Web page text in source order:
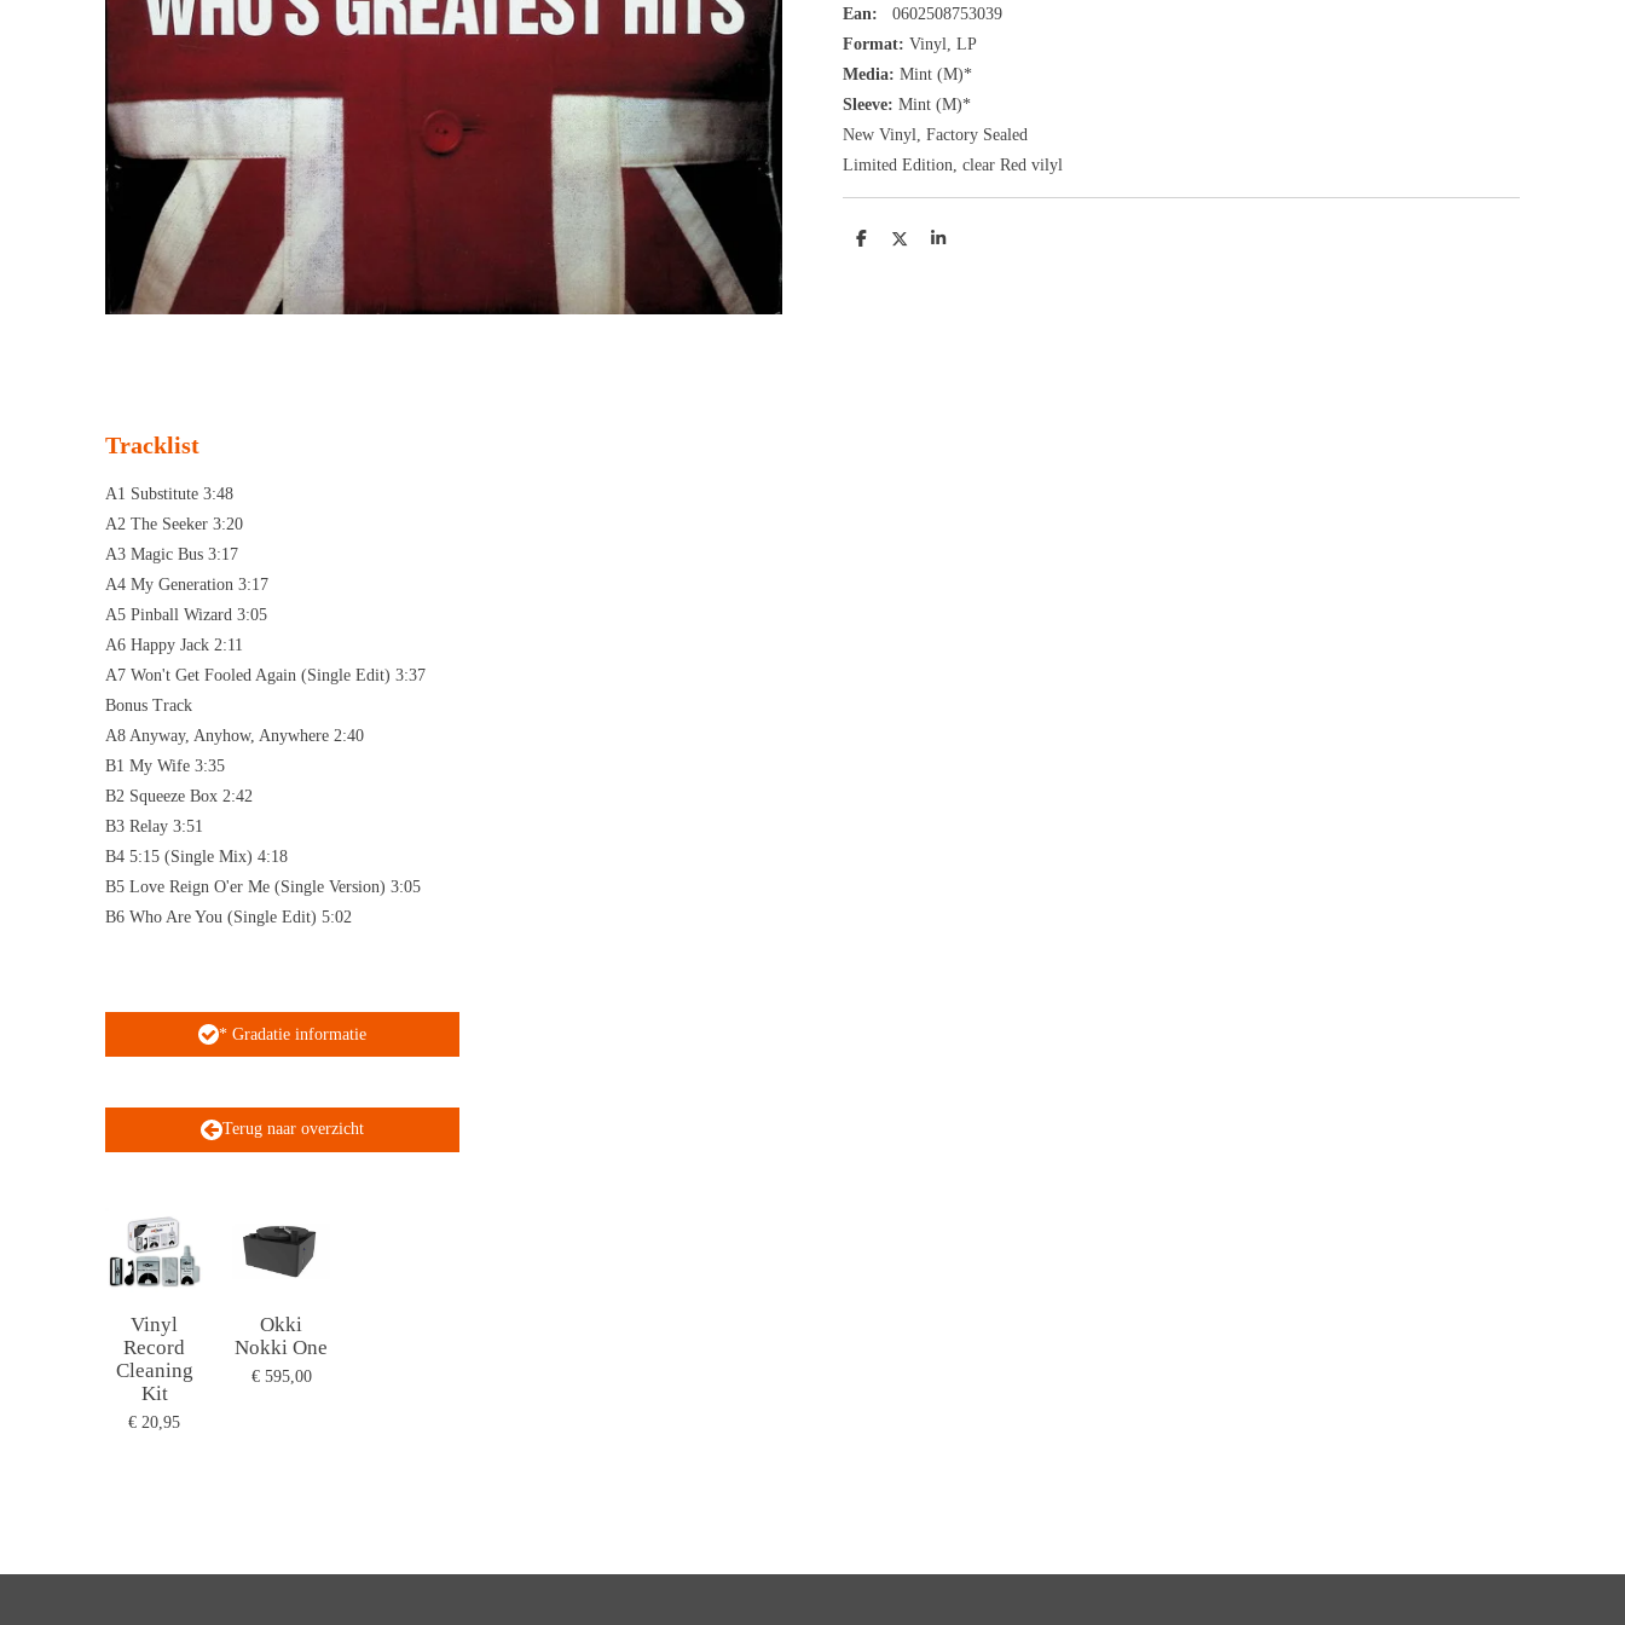
Ean:
0602508753039
Format: Vinyl, LP
Media: Mint (M)*
Sleeve: Mint (M)*
New Vinyl, Factory Sealed
Limited Edition, clear Red vilyl
D
D
S
Tracklist
A1 Substitute 3:48
A2 The Seeker 3:20
A3 Magic Bus 3:17
A4 My Generation 3:17
A5 Pinball Wizard 3:05
A6 Happy Jack 2:11
A7 Won't Get Fooled Again (Single Edit) 3:37
Bonus Track
A8 Anyway, Anyhow, Anywhere 2:40
B1 My Wife 3:35
B2 Squeeze Box 2:42
B3 Relay 3:51
B4 5:15 (Single Mix) 4:18
B5 Love Reign O'er Me (Single Version) 3:05
B6 Who Are You (Single Edit) 5:02
* Gradatie informatie
Terug naar overzicht
Vinyl
Record
Cleaning
Kit
€ 20,95
Okki
Nokki One
€ 595,00